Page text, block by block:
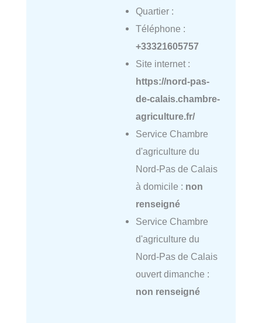
Quartier :
Téléphone :
+33321605757
Site internet :
https://nord-pas-
de-calais.chambre-
agriculture.fr/
Service Chambre
d'agriculture du
Nord-Pas de Calais
à domicile : non
renseigné
Service Chambre
d'agriculture du
Nord-Pas de Calais
ouvert dimanche :
non renseigné